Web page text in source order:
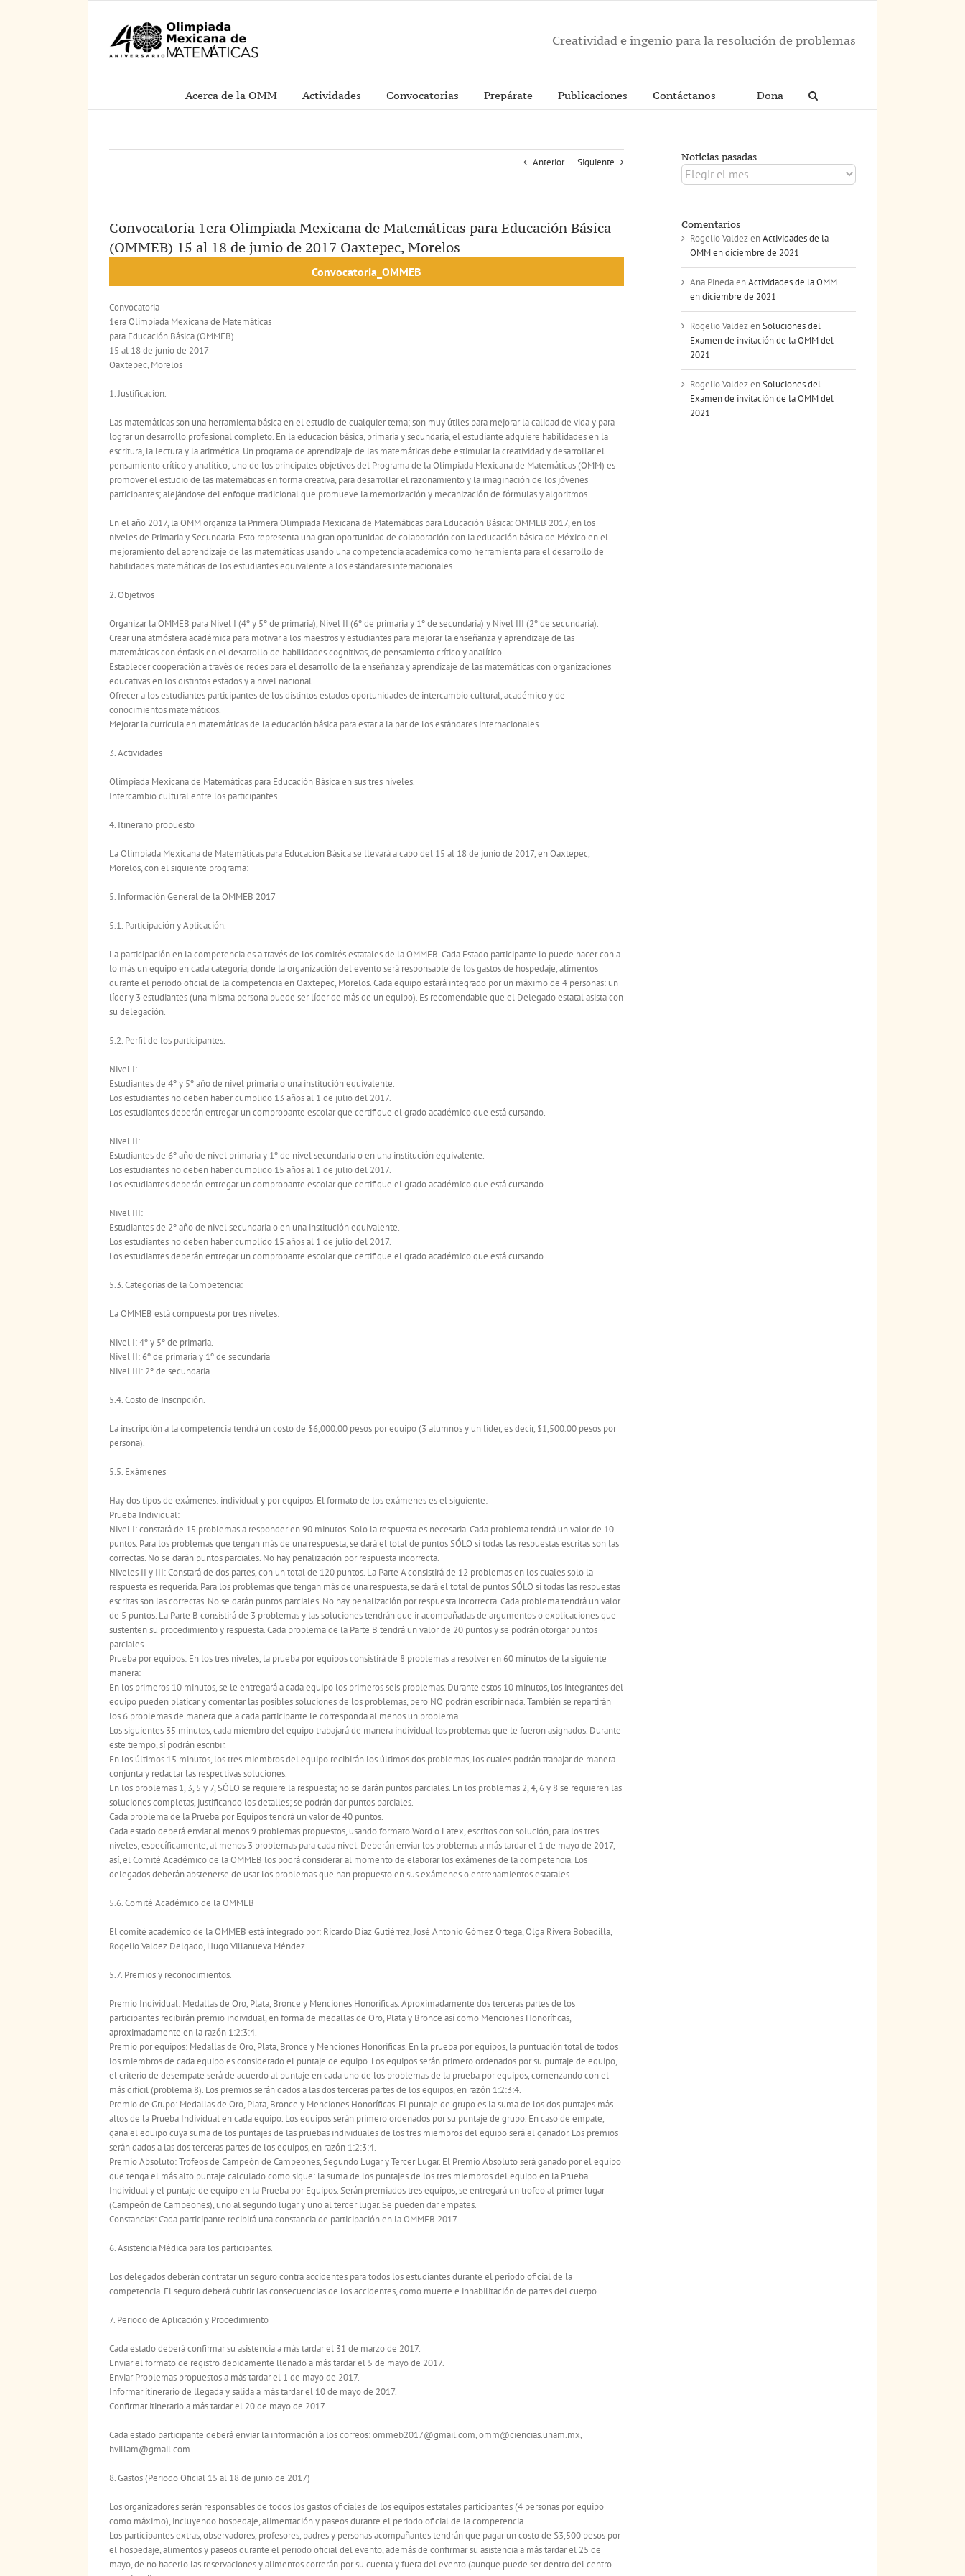
Creatividad e ingenio para la resolución de problemas
Acerca de la OMM Actividades Convocatorias Prepárate Publicaciones Contáctanos Dona
Anterior Siguiente
Convocatoria 1era Olimpiada Mexicana de Matemáticas para Educación Básica
(OMMEB) 15 al 18 de junio de 2017 Oaxtepec, Morelos
Convocatoria_OMMEB
Convocatoria
1era Olimpiada Mexicana de Matemáticas
para Educación Básica (OMMEB)
15 al 18 de junio de 2017
Oaxtepec, Morelos
1. Justificación.
Las matemáticas son una herramienta básica en el estudio de cualquier tema; son muy útiles para mejorar la calidad de vida y para
lograr un desarrollo profesional completo. En la educación básica, primaria y secundaria, el estudiante adquiere habilidades en la
escritura, la lectura y la aritmética. Un programa de aprendizaje de las matemáticas debe estimular la creatividad y desarrollar el
pensamiento crítico y analítico; uno de los principales objetivos del Programa de la Olimpiada Mexicana de Matemáticas (OMM) es
promover el estudio de las matemáticas en forma creativa, para desarrollar el razonamiento y la imaginación de los jóvenes
participantes; alejándose del enfoque tradicional que promueve la memorización y mecanización de fórmulas y algoritmos.
En el año 2017, la OMM organiza la Primera Olimpiada Mexicana de Matemáticas para Educación Básica: OMMEB 2017, en los
niveles de Primaria y Secundaria. Esto representa una gran oportunidad de colaboración con la educación básica de México en el
mejoramiento del aprendizaje de las matemáticas usando una competencia académica como herramienta para el desarrollo de
habilidades matemáticas de los estudiantes equivalente a los estándares internacionales.
2. Objetivos
Organizar la OMMEB para Nivel I (4º y 5º de primaria), Nivel II (6º de primaria y 1º de secundaria) y Nivel III (2º de secundaria).
Crear una atmósfera académica para motivar a los maestros y estudiantes para mejorar la enseñanza y aprendizaje de las
matemáticas con énfasis en el desarrollo de habilidades cognitivas, de pensamiento crítico y analítico.
Establecer cooperación a través de redes para el desarrollo de la enseñanza y aprendizaje de las matemáticas con organizaciones
educativas en los distintos estados y a nivel nacional.
Ofrecer a los estudiantes participantes de los distintos estados oportunidades de intercambio cultural, académico y de
conocimientos matemáticos.
Mejorar la currícula en matemáticas de la educación básica para estar a la par de los estándares internacionales.
3. Actividades
Olimpiada Mexicana de Matemáticas para Educación Básica en sus tres niveles.
Intercambio cultural entre los participantes.
4. Itinerario propuesto
La Olimpiada Mexicana de Matemáticas para Educación Básica se llevará a cabo del 15 al 18 de junio de 2017, en Oaxtepec,
Morelos, con el siguiente programa:
5. Información General de la OMMEB 2017
5.1. Participación y Aplicación.
La participación en la competencia es a través de los comités estatales de la OMMEB. Cada Estado participante lo puede hacer con a
lo más un equipo en cada categoría, donde la organización del evento será responsable de los gastos de hospedaje, alimentos
durante el periodo oficial de la competencia en Oaxtepec, Morelos. Cada equipo estará integrado por un máximo de 4 personas: un
líder y 3 estudiantes (una misma persona puede ser líder de más de un equipo). Es recomendable que el Delegado estatal asista con
su delegación.
5.2. Perfil de los participantes.
Nivel I:
Estudiantes de 4º y 5º año de nivel primaria o una institución equivalente.
Los estudiantes no deben haber cumplido 13 años al 1 de julio del 2017.
Los estudiantes deberán entregar un comprobante escolar que certifique el grado académico que está cursando.
Nivel II:
Estudiantes de 6º año de nivel primaria y 1º de nivel secundaria o en una institución equivalente.
Los estudiantes no deben haber cumplido 15 años al 1 de julio del 2017.
Los estudiantes deberán entregar un comprobante escolar que certifique el grado académico que está cursando.
Nivel III:
Estudiantes de 2º año de nivel secundaria o en una institución equivalente.
Los estudiantes no deben haber cumplido 15 años al 1 de julio del 2017.
Los estudiantes deberán entregar un comprobante escolar que certifique el grado académico que está cursando.
5.3. Categorías de la Competencia:
La OMMEB está compuesta por tres niveles:
Nivel I: 4º y 5º de primaria.
Nivel II: 6º de primaria y 1º de secundaria
Nivel III: 2º de secundaria.
5.4. Costo de Inscripción.
La inscripción a la competencia tendrá un costo de $6,000.00 pesos por equipo (3 alumnos y un líder, es decir, $1,500.00 pesos por
persona).
5.5. Exámenes
Hay dos tipos de exámenes: individual y por equipos. El formato de los exámenes es el siguiente:
Prueba Individual:
Nivel I: constará de 15 problemas a responder en 90 minutos. Solo la respuesta es necesaria. Cada problema tendrá un valor de 10
puntos. Para los problemas que tengan más de una respuesta, se dará el total de puntos SÓLO si todas las respuestas escritas son las
correctas. No se darán puntos parciales. No hay penalización por respuesta incorrecta.
Niveles II y III: Constará de dos partes, con un total de 120 puntos. La Parte A consistirá de 12 problemas en los cuales solo la
respuesta es requerida. Para los problemas que tengan más de una respuesta, se dará el total de puntos SÓLO si todas las respuestas
escritas son las correctas. No se darán puntos parciales. No hay penalización por respuesta incorrecta. Cada problema tendrá un valor
de 5 puntos. La Parte B consistirá de 3 problemas y las soluciones tendrán que ir acompañadas de argumentos o explicaciones que
sustenten su procedimiento y respuesta. Cada problema de la Parte B tendrá un valor de 20 puntos y se podrán otorgar puntos
parciales.
Prueba por equipos: En los tres niveles, la prueba por equipos consistirá de 8 problemas a resolver en 60 minutos de la siguiente
manera:
En los primeros 10 minutos, se le entregará a cada equipo los primeros seis problemas. Durante estos 10 minutos, los integrantes del
equipo pueden platicar y comentar las posibles soluciones de los problemas, pero NO podrán escribir nada. También se repartirán
los 6 problemas de manera que a cada participante le corresponda al menos un problema.
Los siguientes 35 minutos, cada miembro del equipo trabajará de manera individual los problemas que le fueron asignados. Durante
este tiempo, sí podrán escribir.
En los últimos 15 minutos, los tres miembros del equipo recibirán los últimos dos problemas, los cuales podrán trabajar de manera
conjunta y redactar las respectivas soluciones.
En los problemas 1, 3, 5 y 7, SÓLO se requiere la respuesta; no se darán puntos parciales. En los problemas 2, 4, 6 y 8 se requieren las
soluciones completas, justificando los detalles; se podrán dar puntos parciales.
Cada problema de la Prueba por Equipos tendrá un valor de 40 puntos.
Cada estado deberá enviar al menos 9 problemas propuestos, usando formato Word o Latex, escritos con solución, para los tres
niveles; específicamente, al menos 3 problemas para cada nivel. Deberán enviar los problemas a más tardar el 1 de mayo de 2017,
así, el Comité Académico de la OMMEB los podrá considerar al momento de elaborar los exámenes de la competencia. Los
delegados deberán abstenerse de usar los problemas que han propuesto en sus exámenes o entrenamientos estatales.
5.6. Comité Académico de la OMMEB
El comité académico de la OMMEB está integrado por: Ricardo Díaz Gutiérrez, José Antonio Gómez Ortega, Olga Rivera Bobadilla,
Rogelio Valdez Delgado, Hugo Villanueva Méndez.
5.7. Premios y reconocimientos.
Premio Individual: Medallas de Oro, Plata, Bronce y Menciones Honoríficas. Aproximadamente dos terceras partes de los
participantes recibirán premio individual, en forma de medallas de Oro, Plata y Bronce así como Menciones Honoríficas,
aproximadamente en la razón 1:2:3:4.
Premio por equipos: Medallas de Oro, Plata, Bronce y Menciones Honoríficas. En la prueba por equipos, la puntuación total de todos
los miembros de cada equipo es considerado el puntaje de equipo. Los equipos serán primero ordenados por su puntaje de equipo,
el criterio de desempate será de acuerdo al puntaje en cada uno de los problemas de la prueba por equipos, comenzando con el
más difícil (problema 8). Los premios serán dados a las dos terceras partes de los equipos, en razón 1:2:3:4.
Premio de Grupo: Medallas de Oro, Plata, Bronce y Menciones Honoríficas. El puntaje de grupo es la suma de los dos puntajes más
altos de la Prueba Individual en cada equipo. Los equipos serán primero ordenados por su puntaje de grupo. En caso de empate,
gana el equipo cuya suma de los puntajes de las pruebas individuales de los tres miembros del equipo será el ganador. Los premios
serán dados a las dos terceras partes de los equipos, en razón 1:2:3:4.
Premio Absoluto: Trofeos de Campeón de Campeones, Segundo Lugar y Tercer Lugar. El Premio Absoluto será ganado por el equipo
que tenga el más alto puntaje calculado como sigue: la suma de los puntajes de los tres miembros del equipo en la Prueba
Individual y el puntaje de equipo en la Prueba por Equipos. Serán premiados tres equipos, se entregará un trofeo al primer lugar
(Campeón de Campeones), uno al segundo lugar y uno al tercer lugar. Se pueden dar empates.
Constancias: Cada participante recibirá una constancia de participación en la OMMEB 2017.
6. Asistencia Médica para los participantes.
Los delegados deberán contratar un seguro contra accidentes para todos los estudiantes durante el periodo oficial de la
competencia. El seguro deberá cubrir las consecuencias de los accidentes, como muerte e inhabilitación de partes del cuerpo.
7. Periodo de Aplicación y Procedimiento
Cada estado deberá confirmar su asistencia a más tardar el 31 de marzo de 2017.
Enviar el formato de registro debidamente llenado a más tardar el 5 de mayo de 2017.
Enviar Problemas propuestos a más tardar el 1 de mayo de 2017.
Informar itinerario de llegada y salida a más tardar el 10 de mayo de 2017.
Confirmar itinerario a más tardar el 20 de mayo de 2017.
Cada estado participante deberá enviar la información a los correos: ommeb2017@gmail.com, omm@ciencias.unam.mx,
hvillam@gmail.com
8. Gastos (Periodo Oficial 15 al 18 de junio de 2017)
Los organizadores serán responsables de todos los gastos oficiales de los equipos estatales participantes (4 personas por equipo
como máximo), incluyendo hospedaje, alimentación y paseos durante el periodo oficial de la competencia.
Los participantes extras, observadores, profesores, padres y personas acompañantes tendrán que pagar un costo de $3,500 pesos por
el hospedaje, alimentos y paseos durante el periodo oficial del evento, además de confirmar su asistencia a más tardar el 25 de
mayo, de no hacerlo las reservaciones y alimentos correrán por su cuenta y fuera del evento (aunque puede ser dentro del centro
Noticias pasadas
Noticias
pasadas
Comentarios
Rogelio ValdezenActividades de la
OMM en diciembre de 2021
Ana PinedaenActividades de la OMM
en diciembre de 2021
Rogelio ValdezenSoluciones del
Examen de invitación de la OMM del
2021
Rogelio ValdezenSoluciones del
Examen de invitación de la OMM del
2021